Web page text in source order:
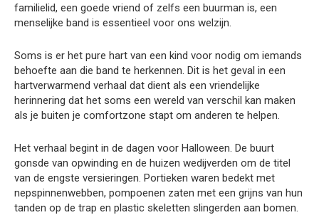
familielid, een goede vriend of zelfs een buurman is, een
menselijke band is essentieel voor ons welzijn.
Soms is er het pure hart van een kind voor nodig om iemands
behoefte aan die band te herkennen. Dit is het geval in een
hartverwarmend verhaal dat dient als een vriendelijke
herinnering dat het soms een wereld van verschil kan maken
als je buiten je comfortzone stapt om anderen te helpen.
Het verhaal begint in de dagen voor Halloween. De buurt
gonsde van opwinding en de huizen wedijverden om de titel
van de engste versieringen. Portieken waren bedekt met
nepspinnenwebben, pompoenen zaten met een grijns van hun
tanden op de trap en plastic skeletten slingerden aan bomen.